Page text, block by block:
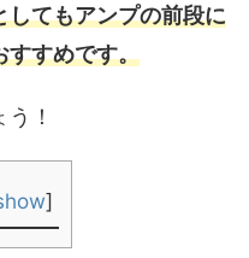
してもアンプの前段に
すすめです。
！
]